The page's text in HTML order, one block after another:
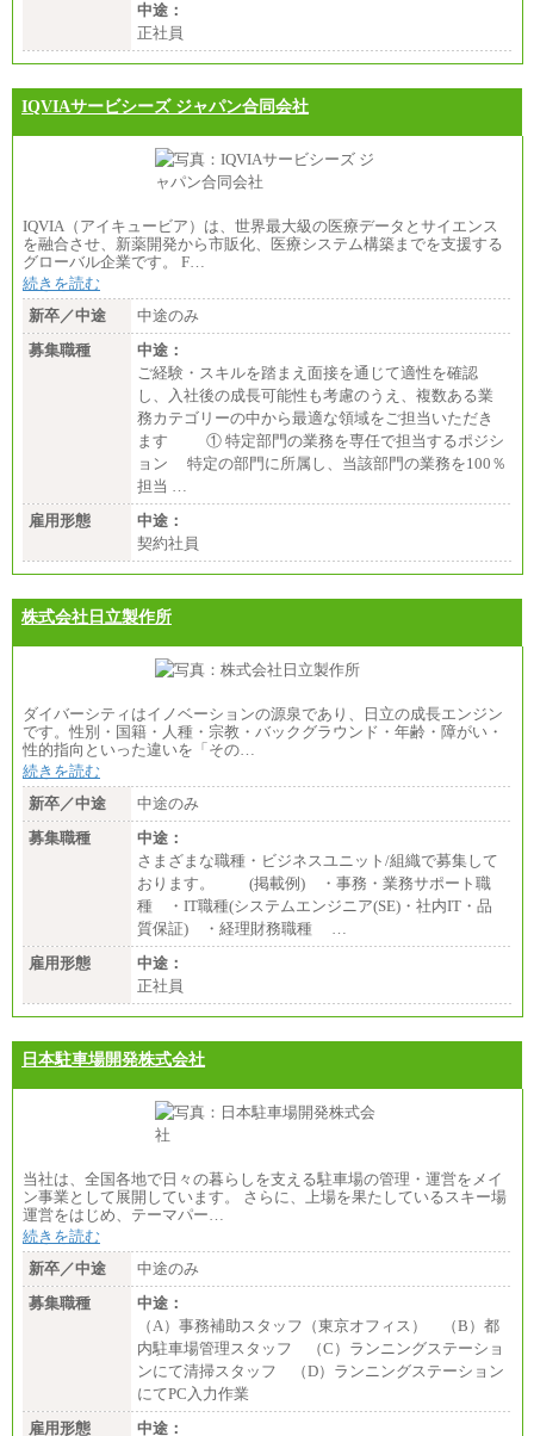
中途：
正社員
IQVIAサービシーズ ジャパン合同会社
IQVIA（アイキュービア）は、世界最大級の医療データとサイエンス
を融合させ、新薬開発から市販化、医療システム構築までを支援する
グローバル企業です。 F…
続きを読む
新卒／中途
中途のみ
募集職種
中途：
ご経験・スキルを踏まえ面接を通じて適性を確認
し、入社後の成長可能性も考慮のうえ、複数ある業
務カテゴリーの中から最適な領域をご担当いただき
ます ① 特定部門の業務を専任で担当するポジシ
ョン 特定の部門に所属し、当該部門の業務を100％
担当 …
雇用形態
中途：
契約社員
株式会社日立製作所
ダイバーシティはイノベーションの源泉であり、日立の成長エンジン
です。性別・国籍・人種・宗教・バックグラウンド・年齢・障がい・
性的指向といった違いを「その…
続きを読む
新卒／中途
中途のみ
募集職種
中途：
さまざまな職種・ビジネスユニット/組織で募集して
おります。 (掲載例) ・事務・業務サポート職
種 ・IT職種(システムエンジニア(SE)・社内IT・品
質保証) ・経理財務職種 …
雇用形態
中途：
正社員
日本駐車場開発株式会社
当社は、全国各地で日々の暮らしを支える駐車場の管理・運営をメイ
ン事業として展開しています。 さらに、上場を果たしているスキー場
運営をはじめ、テーマパー…
続きを読む
新卒／中途
中途のみ
募集職種
中途：
（A）事務補助スタッフ（東京オフィス） （B）都
内駐車場管理スタッフ （C）ランニングステーショ
ンにて清掃スタッフ （D）ランニングステーション
にてPC入力作業
雇用形態
中途：